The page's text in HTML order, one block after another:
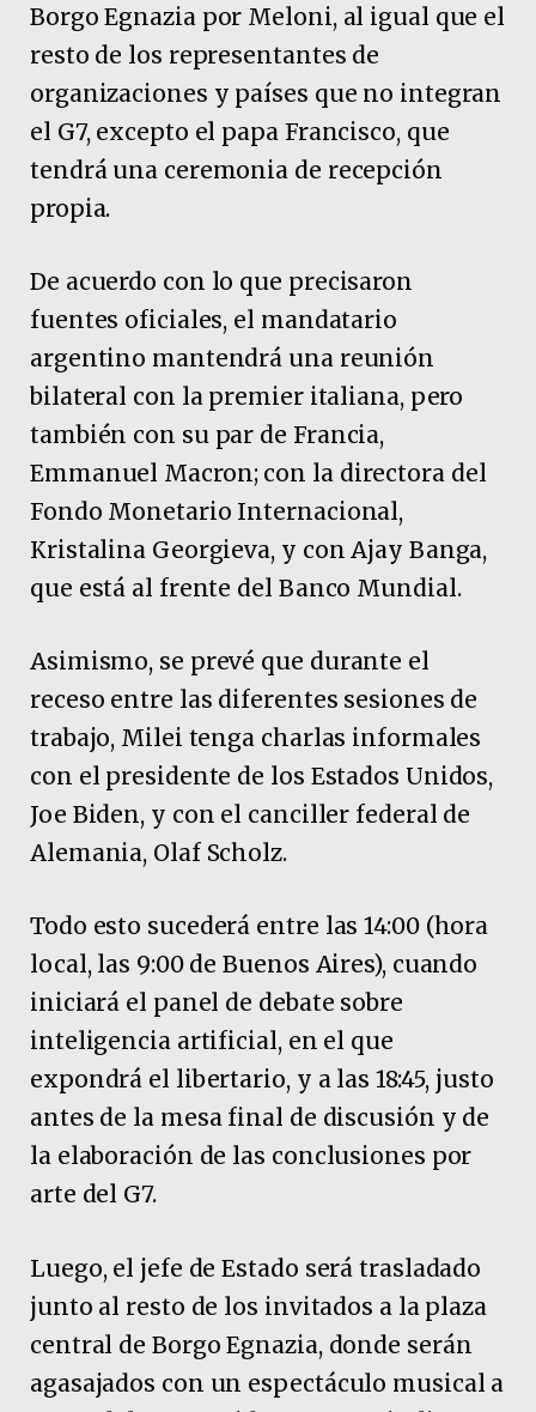
Borgo Egnazia por Meloni, al igual que el
resto de los representantes de
organizaciones y países que no integran
el G7, excepto el papa Francisco, que
tendrá una ceremonia de recepción
propia.
De acuerdo con lo que precisaron
fuentes oficiales, el mandatario
argentino mantendrá una reunión
bilateral con la premier italiana, pero
también con su par de Francia,
Emmanuel Macron; con la directora del
Fondo Monetario Internacional,
Kristalina Georgieva, y con Ajay Banga,
que está al frente del Banco Mundial.
Asimismo, se prevé que durante el
receso entre las diferentes sesiones de
trabajo, Milei tenga charlas informales
con el presidente de los Estados Unidos,
Joe Biden, y con el canciller federal de
Alemania, Olaf Scholz.
Todo esto sucederá entre las 14:00 (hora
local, las 9:00 de Buenos Aires), cuando
iniciará el panel de debate sobre
inteligencia artificial, en el que
expondrá el libertario, y a las 18:45, justo
antes de la mesa final de discusión y de
la elaboración de las conclusiones por
arte del G7.
Luego, el jefe de Estado será trasladado
junto al resto de los invitados a la plaza
central de Borgo Egnazia, donde serán
agasajados con un espectáculo musical a